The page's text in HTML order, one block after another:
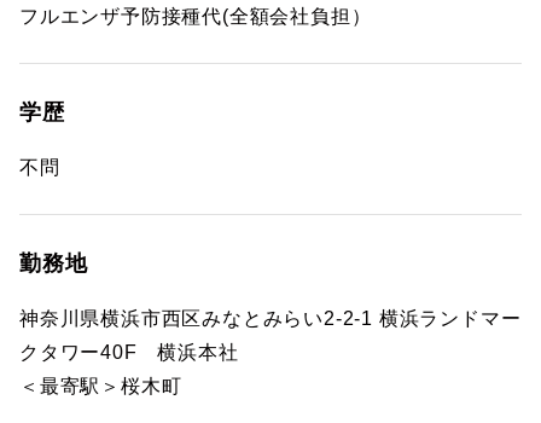
フルエンザ予防接種代(全額会社負担）
学歴
不問
勤務地
神奈川県横浜市西区みなとみらい2-2-1 横浜ランドマー
クタワー40F 横浜本社
＜最寄駅＞桜木町